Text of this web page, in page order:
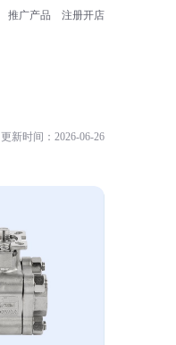
推广产品 注册开店
更新时间：2026-06-26